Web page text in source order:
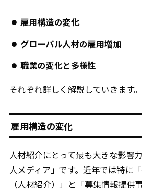
雇用構造の変化
グローバル人材の雇用増加
職業の変化と多様性
それぞれ詳しく解説していきます。
雇用構造の変化
人材紹介にとって最も大きな影響
人メディア」です。近年では特に
（人材紹介）」と「募集情報提供